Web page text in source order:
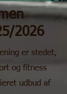
2026
er stedet,
og fitness
udbud af